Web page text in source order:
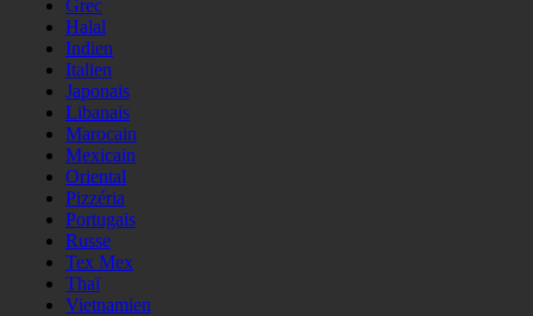
Grec
Halal
Indien
Italien
Japonais
Libanais
Marocain
Mexicain
Oriental
Pizzéria
Portugais
Russe
Tex Mex
Thaï
Vietnamien